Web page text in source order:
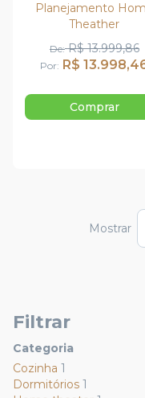
Planejamento
Theather
Por R$
De R$ 13.999,86
Comprar
Mostrar
Filtrar
Categoria
Cozinha 1
Dormitórios 1